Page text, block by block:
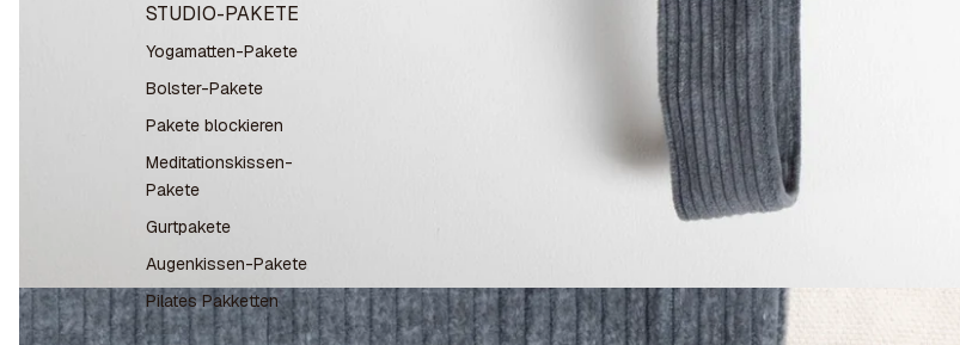
STUDIO-PAKETE
Yogamatten-Pakete
Bolster-Pakete
Pakete blockieren
Meditationskissen-
Pakete
Gurtpakete
Augenkissen-Pakete
Pilates Pakketten